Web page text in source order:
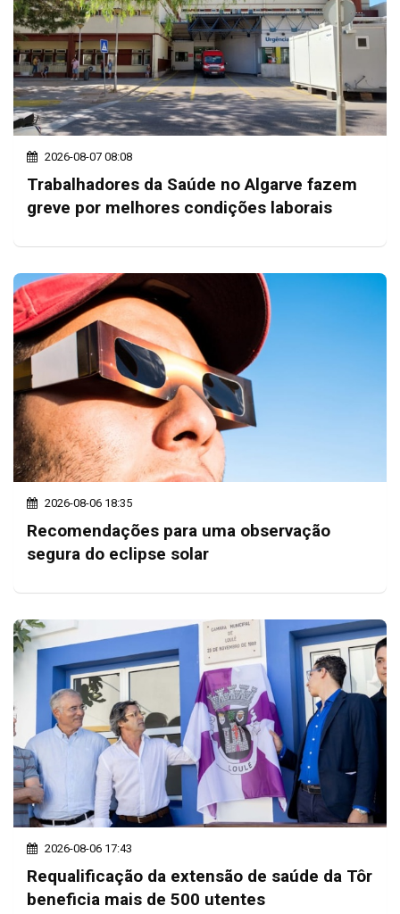
2026-08-07 08:08
Trabalhadores da Saúde no Algarve fazem
greve por melhores condições laborais
2026-08-06 18:35
Recomendações para uma observação
segura do eclipse solar
2026-08-06 17:43
Requalificação da extensão de saúde da Tôr
beneficia mais de 500 utentes